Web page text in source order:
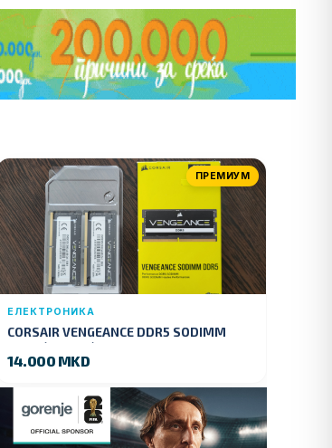
ПРЕМИУМ
ЕЛЕКТРОНИКА
CORSAIR VENGEANCE DDR5 SODIMM
32GB (2x16GB) DDR5 4800MT/s
14.000 MKD